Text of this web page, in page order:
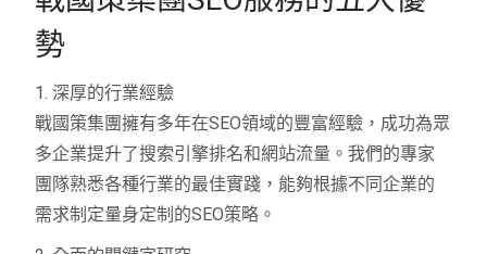
勢
1. 深厚的行業經驗
戰國策集團擁有多年在SEO領域的豐富經驗，成功為眾
多企業提升了搜索引擎排名和網站流量。我們的專家
團隊熟悉各種行業的最佳實踐，能夠根據不同企業的
需求制定量身定制的SEO策略。